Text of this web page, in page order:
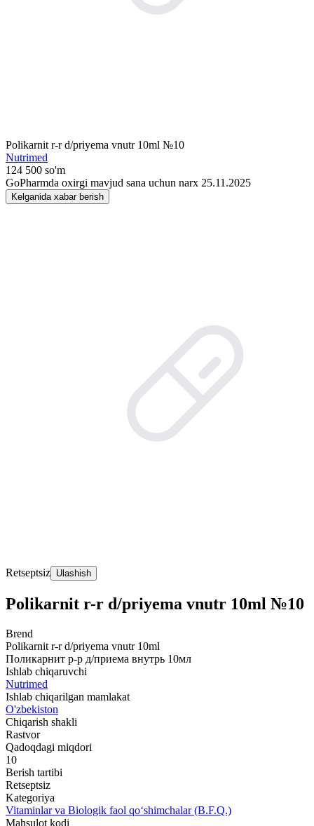
Polikarnit r-r d/priyema vnutr 10ml №10
Nutrimed
124 500 so'm
GoPharmda oxirgi mavjud sana uchun narx 25.11.2025
Kelganida xabar berish
Retseptsiz Ulashish
Polikarnit r-r d/priyema vnutr 10ml №10
Brend
Polikarnit r-r d/priyema vnutr 10ml
Поликарнит р-р д/приема внутрь 10мл
Ishlab chiqaruvchi
Nutrimed
Ishlab chiqarilgan mamlakat
O'zbekiston
Chiqarish shakli
Rastvor
Qadoqdagi miqdori
10
Berish tartibi
Retseptsiz
Kategoriya
Vitaminlar va Biologik faol qo‘shimchalar (B.F.Q.)
Mahsulot kodi